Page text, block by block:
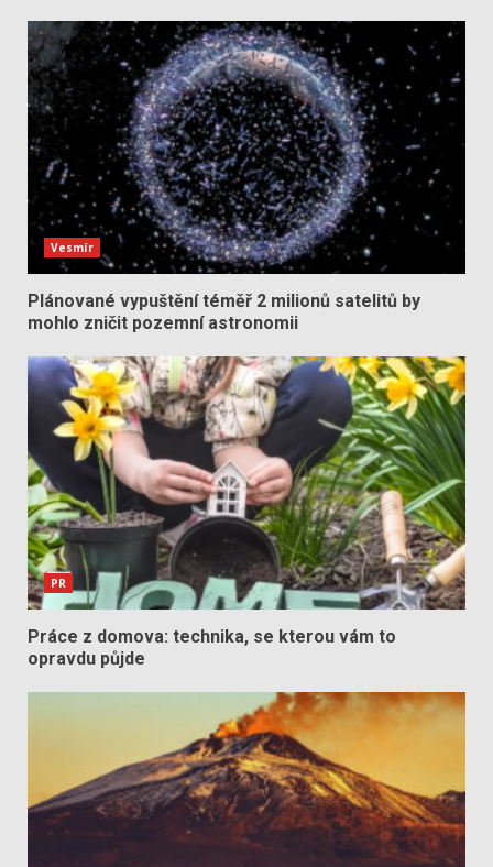
Vesmír
Plánované vypuštění téměř 2 milionů satelitů by
mohlo zničit pozemní astronomii
PR
Práce z domova: technika, se kterou vám to
opravdu půjde